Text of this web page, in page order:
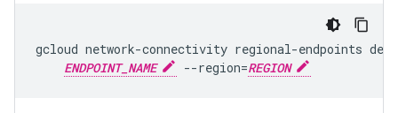
gcloud network-connectivity regional-endpoints
ENDPOINT_NAME
--region=REGION